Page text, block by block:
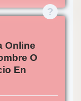
Online
O
En